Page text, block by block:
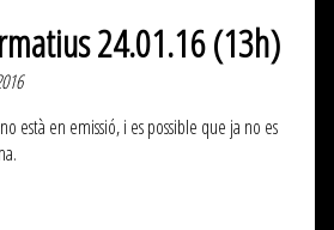
24.01.16 (13h)
està en emissió, i es possible que ja no es